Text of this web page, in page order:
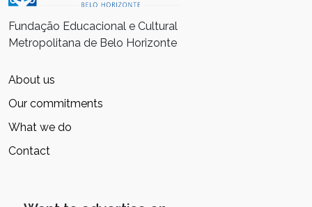
Fundação Educacional e Cultural
Metropolitana de Belo Horizonte
About us
Our commitments
What we do
Contact